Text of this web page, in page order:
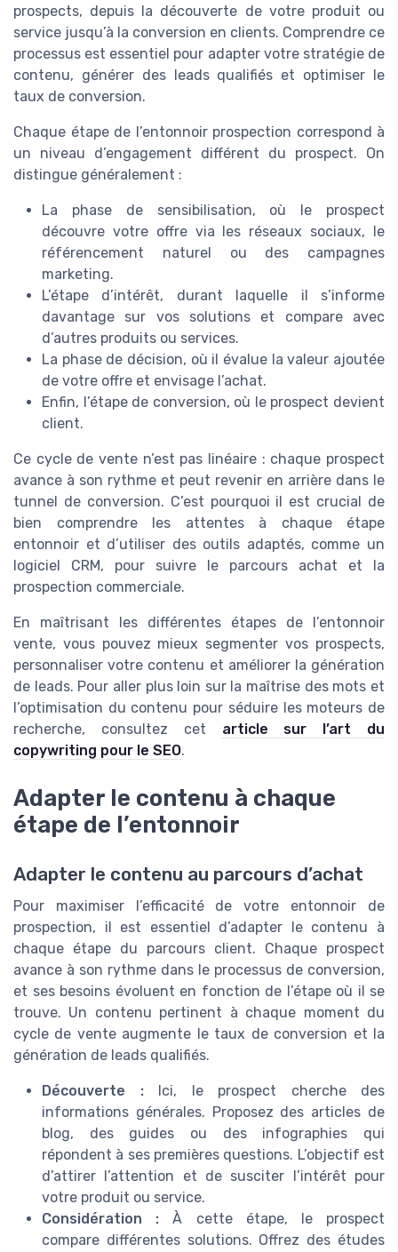
prospects, depuis la découverte de votre produit ou
service jusqu’à la conversion en clients. Comprendre ce
processus est essentiel pour adapter votre stratégie de
contenu, générer des leads qualifiés et optimiser le
taux de conversion.
Chaque étape de l’entonnoir prospection correspond à
un niveau d’engagement différent du prospect. On
distingue généralement :
La phase de sensibilisation, où le prospect
découvre votre offre via les réseaux sociaux, le
référencement naturel ou des campagnes
marketing.
L’étape d’intérêt, durant laquelle il s’informe
davantage sur vos solutions et compare avec
d’autres produits ou services.
La phase de décision, où il évalue la valeur ajoutée
de votre offre et envisage l’achat.
Enfin, l’étape de conversion, où le prospect devient
client.
Ce cycle de vente n’est pas linéaire : chaque prospect
avance à son rythme et peut revenir en arrière dans le
tunnel de conversion. C’est pourquoi il est crucial de
bien comprendre les attentes à chaque étape
entonnoir et d’utiliser des outils adaptés, comme un
logiciel CRM, pour suivre le parcours achat et la
prospection commerciale.
En maîtrisant les différentes étapes de l’entonnoir
vente, vous pouvez mieux segmenter vos prospects,
personnaliser votre contenu et améliorer la génération
de leads. Pour aller plus loin sur la maîtrise des mots et
l’optimisation du contenu pour séduire les moteurs de
recherche, consultez cet article sur l’art du
copywriting pour le SEO.
Adapter le contenu à chaque
étape de l’entonnoir
Adapter le contenu au parcours d’achat
Pour maximiser l’efficacité de votre entonnoir de
prospection, il est essentiel d’adapter le contenu à
chaque étape du parcours client. Chaque prospect
avance à son rythme dans le processus de conversion,
et ses besoins évoluent en fonction de l’étape où il se
trouve. Un contenu pertinent à chaque moment du
cycle de vente augmente le taux de conversion et la
génération de leads qualifiés.
Découverte :Ici, le prospect cherche des
informations générales. Proposez des articles de
blog, des guides ou des infographies qui
répondent à ses premières questions. L’objectif est
d’attirer l’attention et de susciter l’intérêt pour
votre produit ou service.
Considération : À cette étape, le prospect
compare différentes solutions. Offrez des études